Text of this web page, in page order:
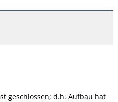
geschlossen; d.h. Aufbau hat